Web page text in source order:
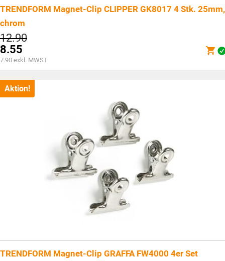
TRENDFORM Magnet-Clip CLIPPER GK8017 4 Stk. 25mm,
chrom
12.90Ursprünglicher
war:
CHF12.90
8.55
Aktueller
ist:
CHF8.55.
7.90 exkl. MWST
Aktion!
TRENDFORM Magnet-Clip GRAFFA FW4000 4er Set